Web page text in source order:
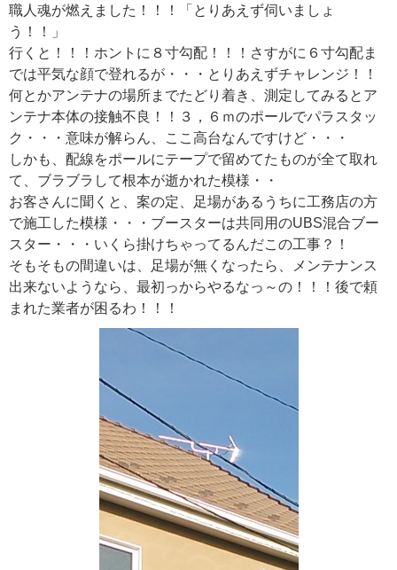
職人魂が燃えました！！！「とりあえず伺いましょ
う！！」
行くと！！！ホントに８寸勾配！！！さすがに６寸勾配ま
では平気な顔で登れるが・・・とりあえずチャレンジ！！
何とかアンテナの場所までたどり着き、測定してみるとア
ンテナ本体の接触不良！！３，６ｍのポールでパラスタッ
ク・・・意味が解らん、ここ高台なんですけど・・・
しかも、配線をポールにテープで留めてたものが全て取れ
て、ブラブラして根本が逝かれた模様・・
お客さんに聞くと、案の定、足場があるうちに工務店の方
で施工した模様・・・ブースターは共同用のUBS混合ブー
スター・・・いくら掛けちゃってるんだこの工事？！
そもそもの間違いは、足場が無くなったら、メンテナンス
出来ないようなら、最初っからやるなっ～の！！！後で頼
まれた業者が困るわ！！！